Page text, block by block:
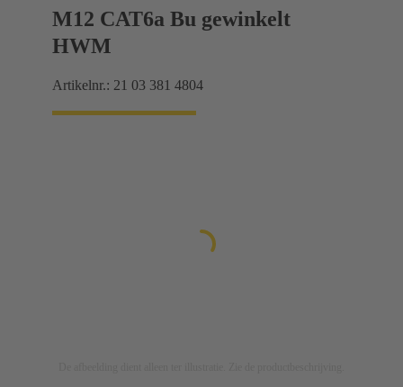
M12 CAT6a Bu gewinkelt
HWM
Artikelnr.: 21 03 381 4804